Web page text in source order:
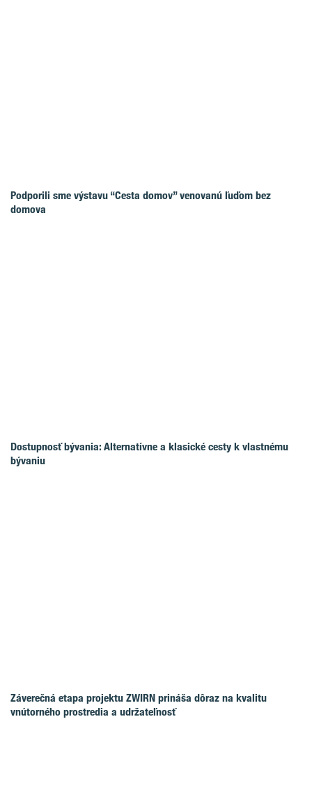
Podporili sme výstavu “Cesta domov” venovanú ľuďom bez
domova
Dostupnosť bývania: Alternatívne a klasické cesty k vlastnému
bývaniu
Záverečná etapa projektu ZWIRN prináša dôraz na kvalitu
vnútorného prostredia a udržateľnosť